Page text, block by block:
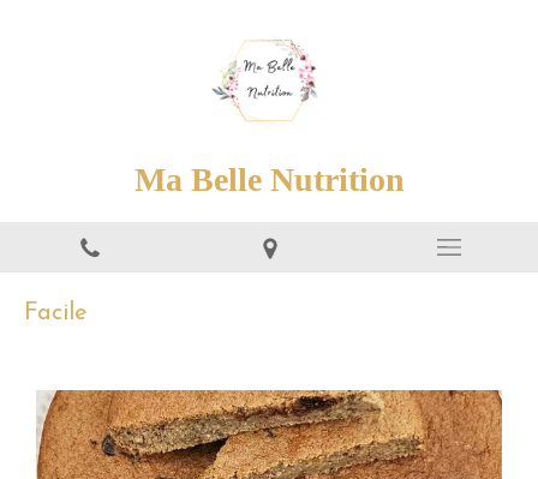
Ma Belle Nutrition
Facile